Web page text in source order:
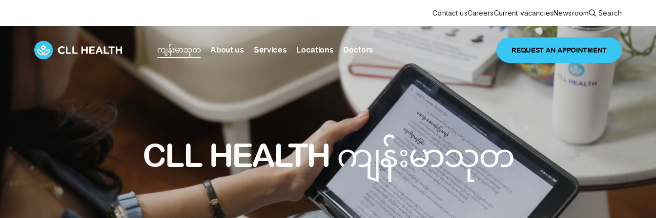
ကျန်းမာသုတ
View all health articles
Emergencies
Diseases and Conditions
Symptoms
Tests and Procedures
Find Health articles by first letter
A B G H I J
Q R S
X Y Z
Or search by keyword
ALL ARTICLES
Featured article
About us
About us
Discover our commitment to transforming healthcare
Our history
Careers
News & Announcements
Services
Explore Services
Comprehensive care for your health and well-being
Primary care Developmental screening
Immunisation Diagnostics
Digestive care Fertility care
Our featured services
Trusted care for every stage of life
Primary care
Comprehensive and continuing health care from prenatal
to elderly stages, coordinating with specialists as
needed
Locations
Our Facilities
Comprehensive care for your health and well-being
Our polyclinics
Quality primary and specialty care near you
Our clinics
Diagnostics and treatment in one place
Our clinics
Dedicated to providing comprehensive interdisciplinary
healthcare services
Shin Saw Pu Clinic
A Top-Tier Primary Care Facility Inaugurated in Yangon for
Local and Expatriate Families
Doctors REQUEST AN APPOINTMENT
Contact usCareersCurrent vacanciesNewsroom Search
CLL HEALTH ကျန်းမာသုတ